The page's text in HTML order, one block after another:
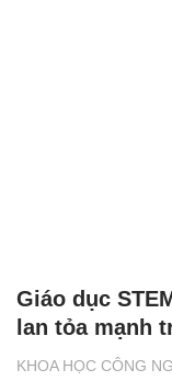
KHOA HỌC CÔNG
Giáo dục
lan tỏa mạnh